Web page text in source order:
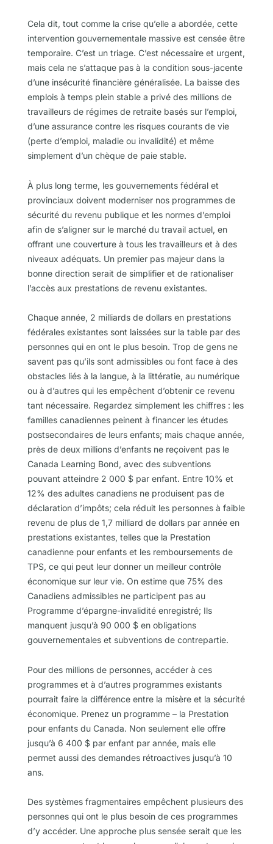
Cela dit, tout comme la crise qu’elle a abordée, cette
intervention gouvernementale massive est censée être
temporaire. C’est un triage. C’est nécessaire et urgent,
mais cela ne s’attaque pas à la condition sous-jacente
d’une insécurité financière généralisée. La baisse des
emplois à temps plein stable a privé des millions de
travailleurs de régimes de retraite basés sur l’emploi,
d’une assurance contre les risques courants de vie
(perte d’emploi, maladie ou invalidité) et même
simplement d’un chèque de paie stable.
À plus long terme, les gouvernements fédéral et
provinciaux doivent moderniser nos programmes de
sécurité du revenu publique et les normes d’emploi
afin de s’aligner sur le marché du travail actuel, en
offrant une couverture à tous les travailleurs et à des
niveaux adéquats. Un premier pas majeur dans la
bonne direction serait de simplifier et de rationaliser
l’accès aux prestations de revenu existantes.
Chaque année, 2 milliards de dollars en prestations
fédérales existantes sont laissées sur la table par des
personnes qui en ont le plus besoin. Trop de gens ne
savent pas qu’ils sont admissibles ou font face à des
obstacles liés à la langue, à la littératie, au numérique
ou à d’autres qui les empêchent d’obtenir ce revenu
tant nécessaire. Regardez simplement les chiffres : les
familles canadiennes peinent à financer les études
postsecondaires de leurs enfants; mais chaque année,
près de deux millions d’enfants ne reçoivent pas le
Canada Learning Bond, avec des subventions
pouvant atteindre 2 000 $ par enfant. Entre 10% et
12% des adultes canadiens ne produisent pas de
déclaration d’impôts; cela réduit les personnes à faible
revenu de plus de 1,7 milliard de dollars par année en
prestations existantes, telles que la Prestation
canadienne pour enfants et les remboursements de
TPS, ce qui peut leur donner un meilleur contrôle
économique sur leur vie. On estime que 75% des
Canadiens admissibles ne participent pas au
Programme d’épargne-invalidité enregistré; Ils
manquent jusqu’à 90 000 $ en obligations
gouvernementales et subventions de contrepartie.
Pour des millions de personnes, accéder à ces
programmes et à d’autres programmes existants
pourrait faire la différence entre la misère et la sécurité
économique. Prenez un programme – la Prestation
pour enfants du Canada. Non seulement elle offre
jusqu’à 6 400 $ par enfant par année, mais elle
permet aussi des demandes rétroactives jusqu’à 10
ans.
Des systèmes fragmentaires empêchent plusieurs des
personnes qui ont le plus besoin de ces programmes
d’y accéder. Une approche plus sensée serait que les